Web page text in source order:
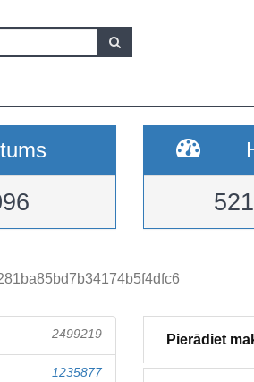
2499219
1235877
Pierādiet